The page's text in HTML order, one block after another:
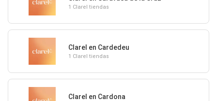
1 Clarel tiendas
Clarel en Cardedeu
1 Clarel tiendas
Clarel en Cardona